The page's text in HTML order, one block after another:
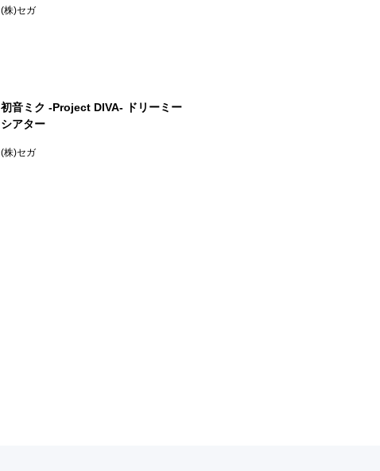
(株)セガ
初音ミク -Project DIVA- ドリーミー
シアター
(株)セガ